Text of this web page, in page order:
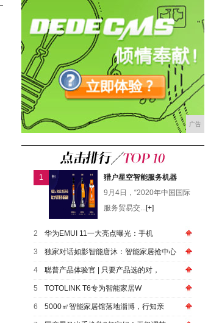
广告
1
猎户星空智能服务机器
9月4日，“2020年中国国际
服务贸易交...[+]
2 华为EMUI 11一大亮点曝光：手机
3 独家对话如影智能唐沐：智能家居抢中心
4 聪普产品体验官 | 只要产品选的对，
5 TOTOLINK T6专为智能家居W
6 5000㎡智能家居馆落地淄博，行知亲